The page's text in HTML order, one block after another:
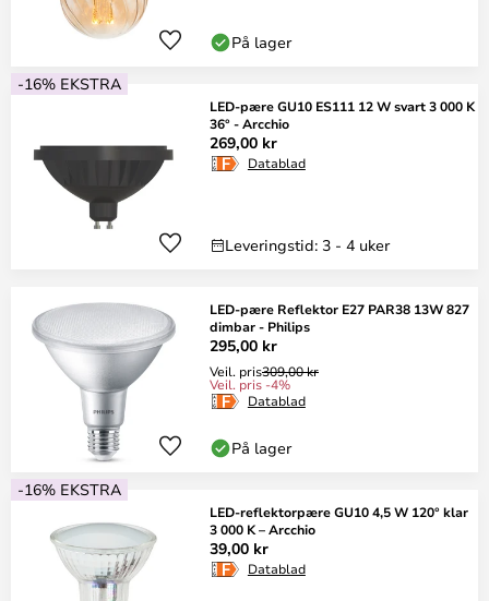
På lager
-16% EKSTRA
LED-pære GU10 ES111 12 W svart 3 000 K
36° - Arcchio
269,00 kr
Datablad
Leveringstid: 3 - 4 uker
LED-pære Reflektor E27 PAR38 13W 827
dimbar - Philips
295,00 kr
Veil. pris309,00 kr
Veil. pris -4%
Datablad
På lager
-16% EKSTRA
LED-reflektorpære GU10 4,5 W 120° klar
3 000 K – Arcchio
39,00 kr
Datablad